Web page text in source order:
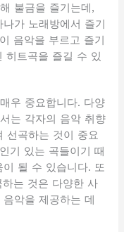
불금을 즐기는데,
가 노래방에서 즐기
음악을 부르고 즐기
히트곡을 즐길 수 있
우 중요합니다. 다양
는 각자의 음악 취향
선곡하는 것이 중요
기 있는 곡들이기 때
될 수 있습니다. 또
는 것은 다양한 사
악을 제공하는 데